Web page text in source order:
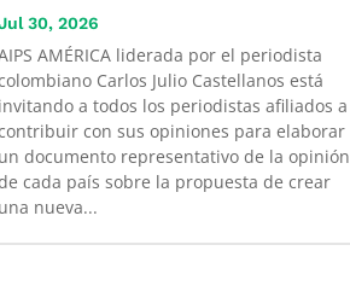
30, 2026
AMÉRICA liderada por el periodista
Carlos Julio Castellanos está
invitando a todos los periodistas afiliados a
con sus opiniones para elaborar
un documento representativo de la opinión
cada país sobre la propuesta de crear
una nueva...